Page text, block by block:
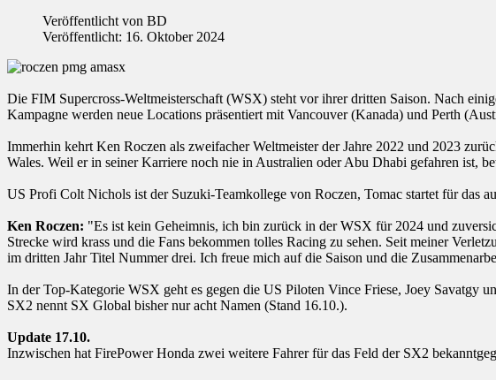
Veröffentlicht von BD
Veröffentlicht: 16. Oktober 2024
Die FIM Supercross-Weltmeisterschaft (WSX) steht vor ihrer dritten Saison. Nach
Kampagne werden neue Locations präsentiert mit Vancouver (Kanada) und Perth
Immerhin kehrt Ken Roczen als zweifacher Weltmeister der Jahre 2022 und 2023
Wales. Weil er in seiner Karriere noch nie in Australien oder Abu Dhabi gefahren ist,
US Profi Colt Nichols ist der Suzuki-Teamkollege von Roczen, Tomac startet für das
Ken Roczen: "Es ist kein Geheimnis, ich bin zurück in der WSX für 2024 und
Strecke wird krass und die Fans bekommen tolles Racing zu sehen. Seit meiner
im dritten Jahr Titel Nummer drei. Ich freue mich auf die Saison und die
In der Top-Kategorie WSX geht es gegen die US Piloten Vince Friese, Joey Savatgy
SX2 nennt SX Global bisher nur acht Namen (Stand 16.10.).
Update 17.10.
Inzwischen hat FirePower Honda zwei weitere Fahrer für das Feld der SX2